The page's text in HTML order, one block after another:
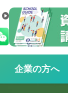
企業の方へ